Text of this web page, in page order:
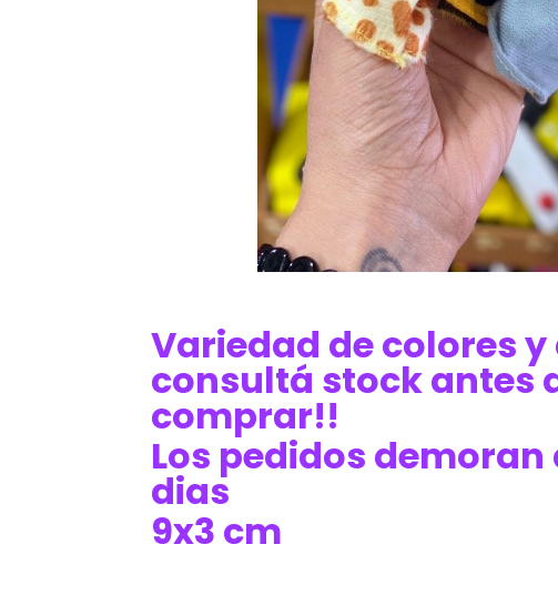
Variedad de colores y
consultá stock antes
comprar!!
Los pedidos demoran
dias
9x3 cm